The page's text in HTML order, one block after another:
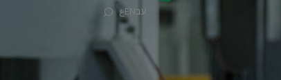
עבENع